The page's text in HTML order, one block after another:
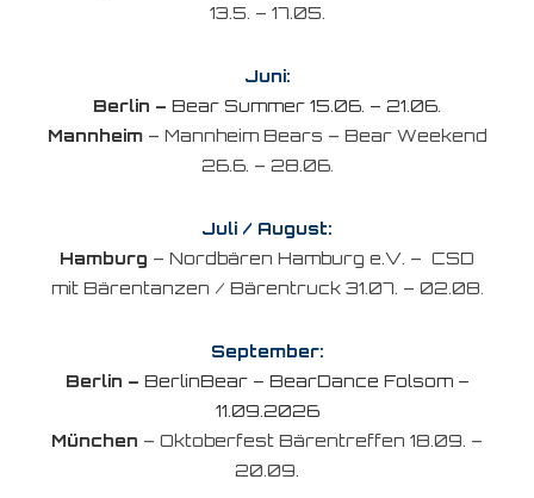
13.5. – 17.05.
Juni:
Berlin – Bear Summer 15.06. – 21.06.
Mannheim– Mannheim Bears – Bear Weekend
26.6. – 28.06.
Juli / August:
Hamburg – Nordbären Hamburg e.V. – CSD
mit Bärentanzen / Bärentruck 31.07. – 02.08.
September:
Berlin – BerlinBear – BearDance Folsom –
11.09.2026
München – Oktoberfest Bärentreffen 18.09. –
20.09.